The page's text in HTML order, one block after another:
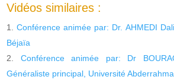
Vidéos similaires :
Conférence animée par: Dr. AHMEDI
Béjaïa
Conférence animée par: Dr
Généraliste principal, Université